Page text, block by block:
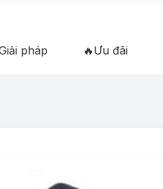
pháp 🔥Ưu đãi